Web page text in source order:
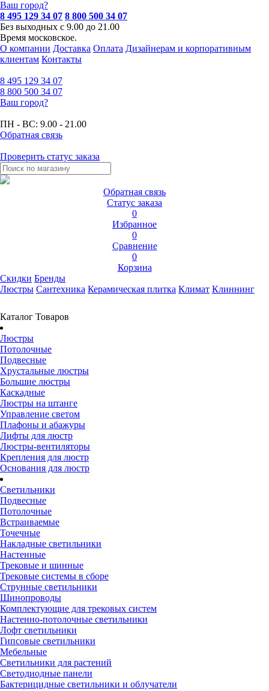
Ваш город?
8 495 129 34 07 8 800 500 34 07
Без выходных с 9.00 до 21.00
Время московское.
О компании Доставка Оплата Дизайнерам и корпоративным
клиентам Контакты
8 495 129 34 07
8 800 500 34 07
Ваш город?
ПН - ВС: 9.00 - 21.00
Обратная связь
Проверить статус заказа
Обратная связь
Статус заказа
0
Избранное
0
Сравнение
0
Корзина
Скидки Бренды
Люстры Сантехника Керамическая плитка Климат Клиннинг
Каталог Товаров
Люстры
Потолочные
Подвесные
Хрустальные люстры
Большие люстры
Каскадные
Люстры на штанге
Управление светом
Плафоны и абажуры
Лифты для люстр
Люстры-вентиляторы
Крепления для люстр
Основания для люстр
Светильники
Подвесные
Потолочные
Встраиваемые
Точечные
Накладные светильники
Настенные
Трековые и шинные
Трековые системы в сборе
Струнные светильники
Шинопроводы
Комплектующие для трековых систем
Настенно-потолочные светильники
Лофт светильники
Гипсовые светильники
Мебельные
Светильники для растений
Светодиодные панели
Бактерицидные светильники и облучатели